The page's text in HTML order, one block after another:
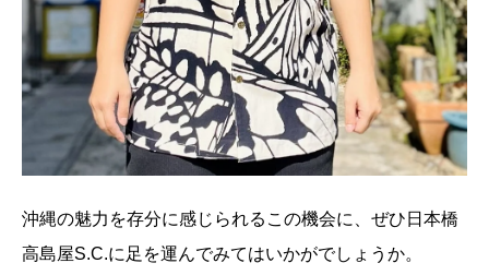
沖縄の魅力を存分に感じられるこの機会に、ぜひ日本橋
高島屋S.C.に足を運んでみてはいかがでしょうか。